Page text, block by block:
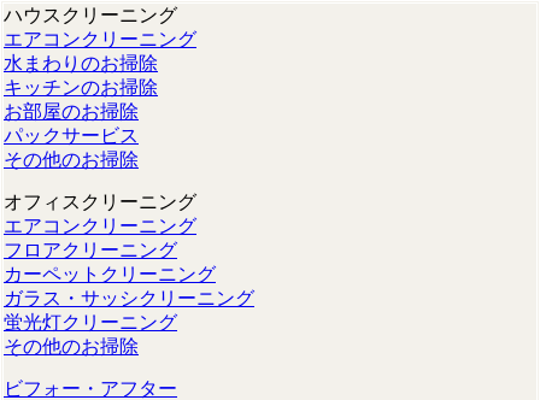
ハウスクリーニング
エアコンクリーニング
水まわりのお掃除
キッチンのお掃除
お部屋のお掃除
パックサービス
その他のお掃除
オフィスクリーニング
エアコンクリーニング
フロアクリーニング
カーペットクリーニング
ガラス・サッシクリーニング
蛍光灯クリーニング
その他のお掃除
ビフォー・アフター